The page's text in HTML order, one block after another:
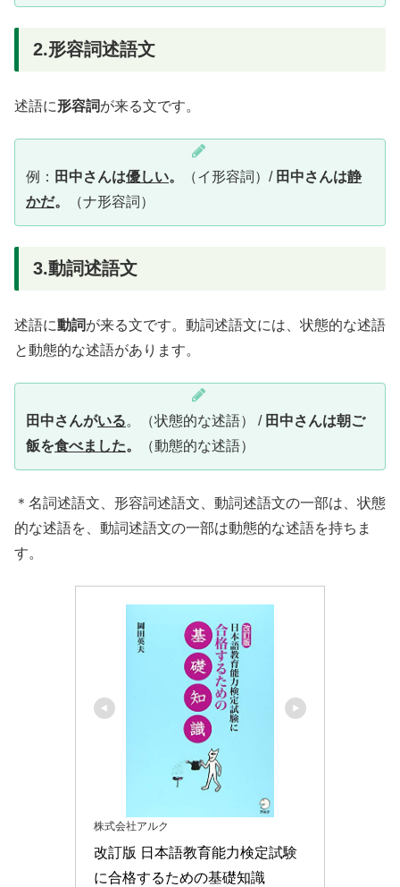
2.形容詞述語文
述語に形容詞が来る文です。
例： 田中さんは優しい。 （イ形容詞）/ 田中さんは静
かだ。 （ナ形容詞）
3.動詞述語文
述語に動詞が来る文です。動詞述語文には、状態的な述語
と動態的な述語があります。
田中さんがいる。（状態的な述語） / 田中さんは朝ご
飯を食べました。 （動態的な述語）
＊名詞述語文、形容詞述語文、動詞述語文の一部は、状態
的な述語を、動詞述語文の一部は動態的な述語を持ちま
す。
株式会社アルク
改訂版 日本語教育能力検定試験
に合格するための基礎知識